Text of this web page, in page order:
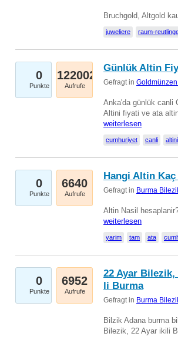
Bruchgold, Altgold
juweliere raum-
0
Punkte
122002
Aufrufe
Günlük Altin
Gefragt in
Anka'da günlük canli
Altini fiyati ve ata
weiterlesen
cumhuriyet canli altini
0
Punkte
6640
Aufrufe
Hangi Altin
Gefragt in Burma
Altin Nasil
weiterlesen
yarim tam ata
0
Punkte
6952
Aufrufe
22 Ayar
li Burma
Gefragt in Burma
Bilzik Adana burma
Bilezik, 22 Ayar ikili